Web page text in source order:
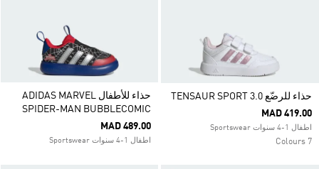
حذاء للرضّع TENSAUR SPORT 3.0
MAD 419.00
اطفال 1-4 سنوات Sportswear
7 Colours
حذاء للأطفال ADIDAS MARVEL
SPIDER-MAN BUBBLECOMIC
MAD 489.00
اطفال 1-4 سنوات Sportswear